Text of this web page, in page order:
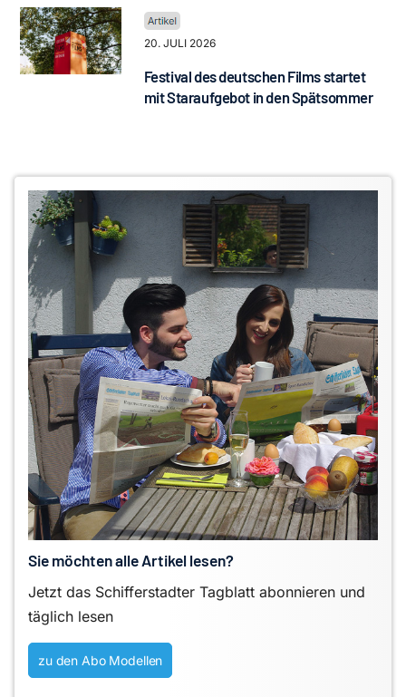
20. JULI 2026
Festival des deutschen Films startet
mit Staraufgebot in den Spätsommer
Sie möchten alle Artikel lesen?
Jetzt das Schifferstadter Tagblatt abonnieren und
täglich lesen
zu den Abo Modellen